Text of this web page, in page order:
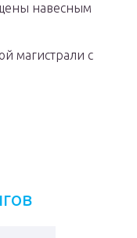
навесным
магистрали с